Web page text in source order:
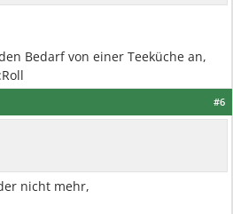
Bedarf von einer Teeküche an,
#6
nicht mehr,